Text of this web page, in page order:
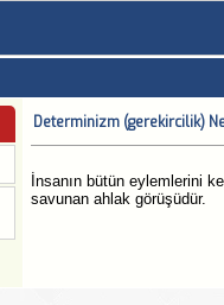
Determinizm (gerekircilik)
İnsanın bütün eylemlerini
savunan ahlak görüşüdür.